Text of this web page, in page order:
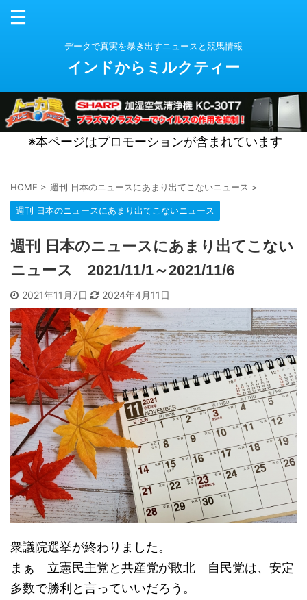
データで真実を暴き出すニュースと競馬情報
インドからミルクティー
※本ページはプロモーションが含まれています
HOME > 週刊 日本のニュースにあまり出てこないニュース >
週刊 日本のニュースにあまり出てこないニュース
週刊 日本のニュースにあまり出てこない
ニュース 2021/11/1～2021/11/6
2021年11月7日 2024年4月11日
衆議院選挙が終わりました。
まぁ 立憲民主党と共産党が敗北 自民党は、安定
多数で勝利と言っていいだろう。